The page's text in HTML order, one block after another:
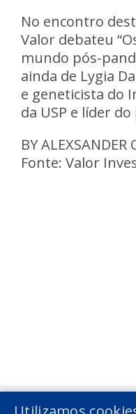
No encontro
Valor debateu
mundo pós-
ainda de Lygia
e geneticista do
da USP e líder
BY ALEXSANDER
Fonte: Valor